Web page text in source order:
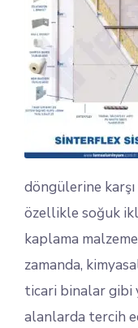
döngülerine
özellikle soğuk
kaplama
zamanda,
ticari binalar gibi
alanlarda tercih